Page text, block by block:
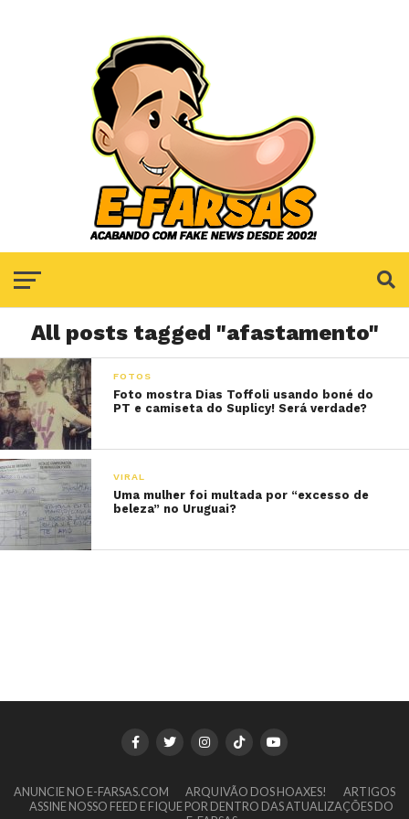
All posts tagged "afastamento"
FOTOS
Foto mostra Dias Toffoli usando boné do
PT e camiseta do Suplicy! Será verdade?
VIRAL
Uma mulher foi multada por “excesso de
beleza” no Uruguai?
ANUNCIE NO E-FARSAS.COM ARQUIVÃO DOS HOAXES!
ARTIGOS
ASSINE NOSSO FEED E FIQUE POR DENTRO DAS ATUALIZAÇÕES DO